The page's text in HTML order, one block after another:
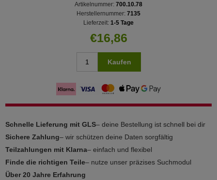
Artikelnummer: 700.10.78
Herstellernummer: 7135
Lieferzeit: 1-5 Tage
€16,86
Kaufen
Schnelle Lieferung mit GLS– deine Bestellung ist schnell bei dir
Sichere Zahlung– wir schützen deine Daten sorgfältig
Teilzahlungen mit Klarna– einfach und flexibel
Finde die richtigen Teile– nutze unser präzises Suchmodul
Über 20 Jahre Erfahrung